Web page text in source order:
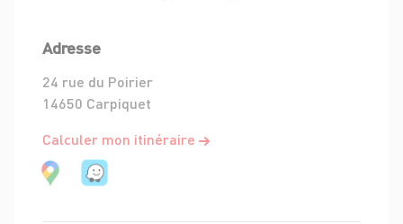
Adresse
24 rue du Poirier
14650 Carpiquet
Calculer mon itinéraire